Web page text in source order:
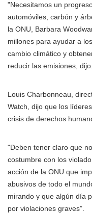
"Necesitamos un
automóviles, carbón y
la ONU, Barbara
millones para ayudar a
cambio climático y
reducir las emisiones, dijo.
Louis Charbonneau,
Watch, dijo que los
crisis de derechos
"Deben tener claro que
costumbre con los
acción de la ONU que
abusivos de todo el
mirando y que algún día
por violaciones graves”.